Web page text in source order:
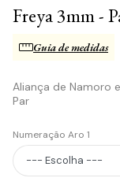
Freya 3mm -
Aliança de Namoro
Par
Numeração Aro 1
Guia de medidas